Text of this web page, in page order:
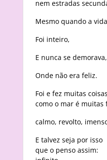
nem estradas
Mesmo quando a
Foi inteiro,
E nunca se demorava,
Onde não era feliz.
Foi e fez muitas coisas
como o mar é muitas
calmo, revolto,
E talvez seja por isso
que o penso assim: